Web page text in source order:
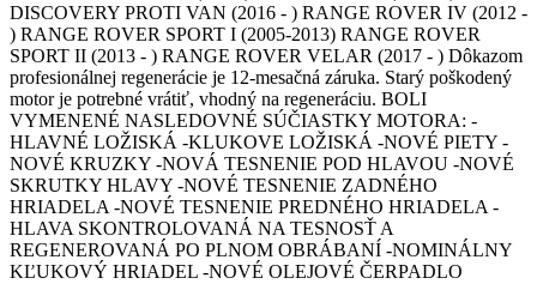
DISCOVERY PROTI VAN (2016 - ) RANGE ROVER IV (2012 -
) RANGE ROVER SPORT I (2005-2013) RANGE ROVER
SPORT II (2013 - ) RANGE ROVER VELAR (2017 - ) Dôkazom
profesionálnej regenerácie je 12-mesačná záruka. Starý poškodený
motor je potrebné vrátiť, vhodný na regeneráciu. BOLI
VYMENENÉ NASLEDOVNÉ SÚČIASTKY MOTORA: -
HLAVNÉ LOŽISKÁ -KLUKOVE LOŽISKÁ -NOVÉ PIETY -
NOVÉ KRUZKY -NOVÁ TESNENIE POD HLAVOU -NOVÉ
SKRUTKY HLAVY -NOVÉ TESNENIE ZADNÉHO
HRIADELA -NOVÉ TESNENIE PREDNÉHO HRIADELA -
HLAVA SKONTROLOVANÁ NA TESNOSŤ A
REGENEROVANÁ PO PLNOM OBRÁBANÍ -NOMINÁLNY
KĽUKOVÝ HRIADEL -NOVÉ OLEJOVÉ ČERPADLO